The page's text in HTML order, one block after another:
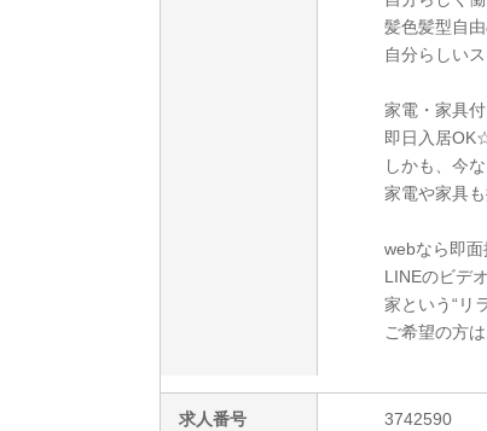
髪色髪型自
自分らしい
家電・家具
即日入居
しかも、今
家電や家具
webなら即面
LINEのビデ
家という“リ
ご希望の方
求人番号 3742590